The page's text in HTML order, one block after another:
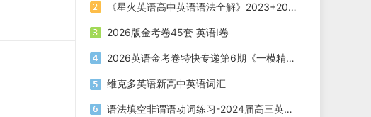
《星火英语高中英语语法全解》2023+2025版 电子版下载打印
2026版金考卷45套 英语I卷
2026英语金考卷特快专递第6期《一模精选卷》PDF电子版下载
维克多英语新高中英语词汇
语法填空非谓语动词练习-2024届高三英语二轮复习